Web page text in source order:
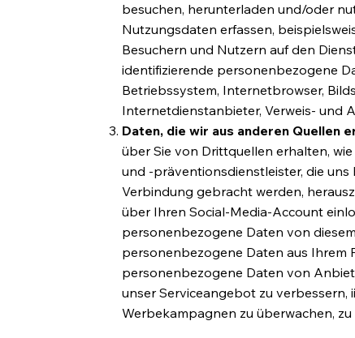
besuchen, herunterladen und/oder
Nutzungsdaten erfassen,
Besuchern und Nutzern auf den
identifizierende personenbezogene
Betriebssystem, Internetbrowser,
Internetdienstanbieter, Verweis- und
Daten, die wir aus anderen Quellen
über Sie von Drittquellen erhalten,
und -präventionsdienstleister, die uns
Verbindung gebracht werden,
über Ihren Social-Media-Account
personenbezogene Daten von
personenbezogene Daten aus Ihrem
personenbezogene Daten von
unser Serviceangebot zu verbessern,
Werbekampagnen zu überwachen,